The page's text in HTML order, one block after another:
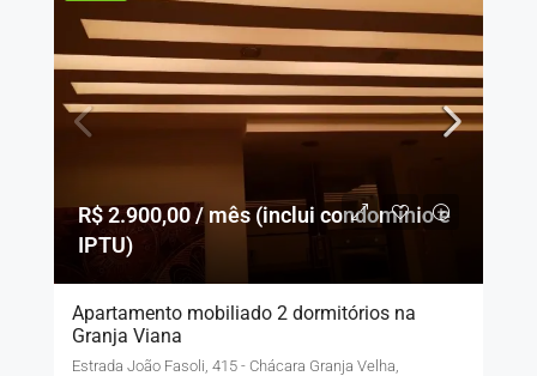
R$ 2.900,00 / mês (inclui condomínio e
IPTU)
Apartamento mobiliado 2 dormitórios na
Granja Viana
Estrada João Fasoli, 415 - Chácara Granja Velha,